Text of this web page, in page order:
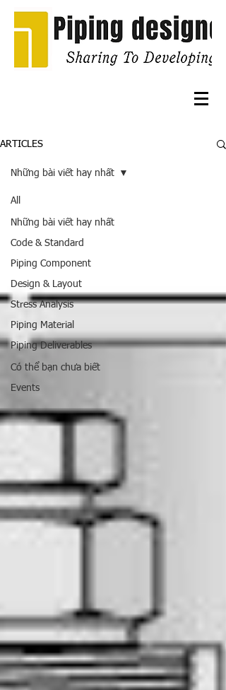
ARTICLES
All
Những bài viết hay nhất
Code & Standard
Piping Component
Design & Layout
Stress Analysis
Piping Material
Piping Deliverables
Có thể bạn chưa biết
Events
Những bài viết hay nhất